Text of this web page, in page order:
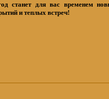
станет для вас временем
и теплых встреч!